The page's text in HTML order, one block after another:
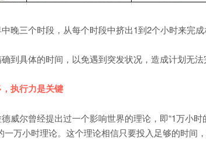
三个时段，从每个时段中挤出1到2个小时来完成
具体的时间，以免遇到突发状况，造成计划无法
执行力是关键
尔曾经提出过一个影响世界的理论，即“1万小时
一万小时理论。这个理论相信只要投入足够的时间